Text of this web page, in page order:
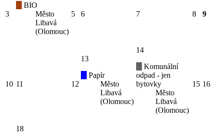
3
BIO
Město
Libavá
(Olomouc)
5 6 7 8 9
10 11 12
13
Papír
Město
Libavá
(Olomouc)
14
Komunální
odpad - jen
bytovky
Město
Libavá
(Olomouc)
15 16
18